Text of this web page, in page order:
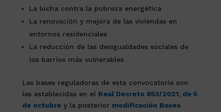
La lucha contra la pobreza energética
La renovación y mejora de las viviendas en
entornos residenciales
La reducción de las desigualdades sociales de
los barrios más vulnerables
Las bases reguladoras de esta convocatoria son
las establecidas en el Real Decreto 853/2021, de 5
de octubrey la posterior modificación Bases